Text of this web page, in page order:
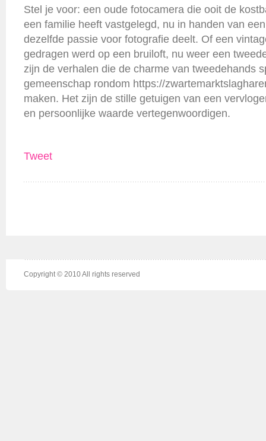
Stel je voor: een oude fotocamera die ooit de
een familie heeft vastgelegd, nu in handen van
dezelfde passie voor fotografie deelt. Of een
gedragen werd op een bruiloft, nu weer een
zijn de verhalen die de charme van tweedehands
gemeenschap rondom https://
maken. Het zijn de stille getuigen van een
en persoonlijke waarde vertegenwoordigen.
Tweet
Copyright © 2010 All rights reserved